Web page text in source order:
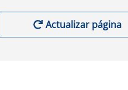
Actualizar página